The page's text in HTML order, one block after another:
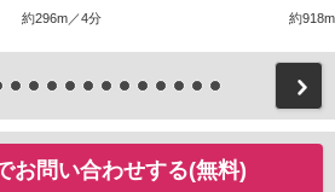
約296m／4分 約
お問い合わせする(無料)